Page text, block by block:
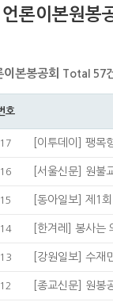
언론이본원봉
이본봉공회 Total 57
호
17 [이투데이] 팽목
16 [서울신문] 원불
15 [동아일보] 제1
14 [한겨레] 봉사는
13 [강원일보] 수재
12 [종교신문] 원봉